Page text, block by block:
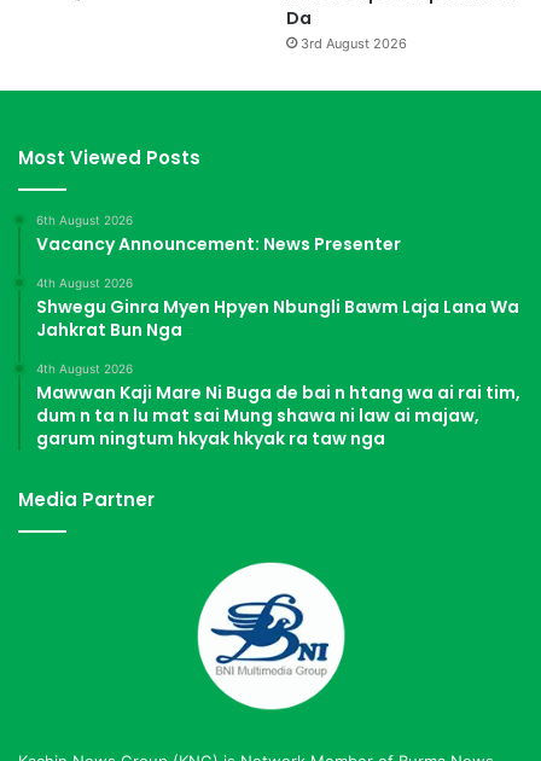
Da
3rd August 2026
Most Viewed Posts
6th August 2026
Vacancy Announcement: News Presenter
4th August 2026
Shwegu Ginra Myen Hpyen Nbungli Bawm Laja Lana Wa
Jahkrat Bun Nga
4th August 2026
Mawwan Kaji Mare Ni Buga de bai n htang wa ai rai tim,
dum n ta n lu mat sai Mung shawa ni law ai majaw,
garum ningtum hkyak hkyak ra taw nga
Media Partner